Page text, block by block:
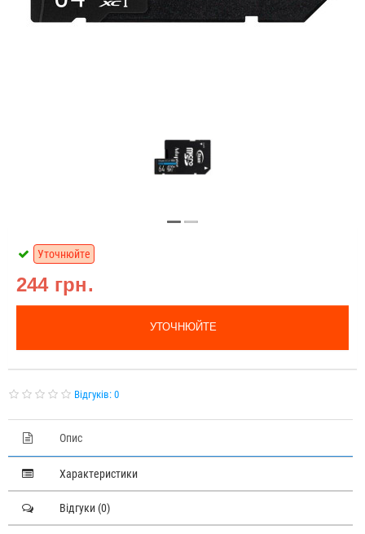
244 грн.
Уточнюйте
УТОЧНЮЙТЕ
Відгуків: 0
Опис
Характеристики
Відгуки (0)